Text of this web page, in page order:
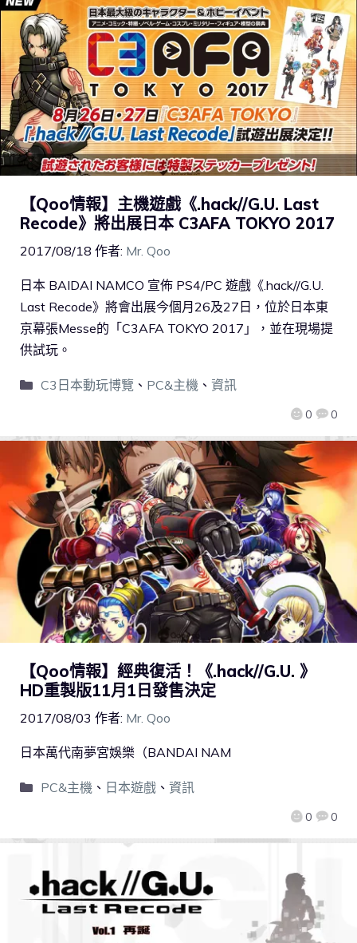
【Qoo情報】主機遊戲《.hack//G.U. Last
Recode》將出展日本 C3AFA TOKYO 2017
2017/08/18 作者: Mr. Qoo
0 0
日本 BAIDAI NAMCO 宣佈 PS4/PC 遊戲《.hack//G.U.
Last Recode》將會出展今個月26及27日，位於日本東
京幕張Messe的「C3AFA TOKYO 2017」，並在現場提
供試玩。
C3日本動玩博覽 、 PC&主機 、 資訊
【Qoo情報】經典復活！《.hack//G.U. 》
HD重製版11月1日發售決定
2017/08/03 作者: Mr. Qoo
0 0
日本萬代南夢宮娛樂（BANDAI NAM
PC&主機、 日本遊戲、 資訊